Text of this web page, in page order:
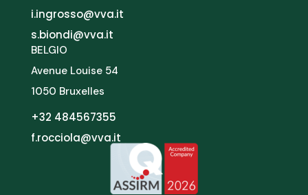
i.ingrosso@vva.it
s.biondi@vva.it
BELGIO
Avenue Louise 54
1050 Bruxelles
+32 484567355
f.rocciola@vva.it